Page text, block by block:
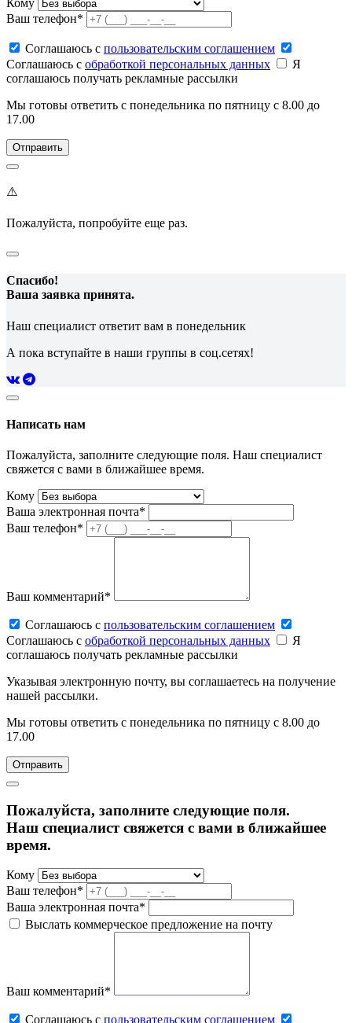
Кому
Ваш телефон*
Соглашаюсь c пользовательским соглашением
Соглашаюсь c обработкой персональных данных
Я
соглашаюсь получать рекламные рассылки
Мы готовы ответить с понедельника по пятницу с 8.00 до
17.00
⚠️
Пожалуйста, попробуйте еще раз.
Спасибо!
Ваша заявка принята.
Наш специалист ответит вам в понедельник
А пока вступайте в наши группы в соц.сетях!
Написать нам
Пожалуйста, заполните следующие поля. Наш специалист
свяжется с вами в ближайшее время.
Кому
Ваша электронная почта*
Ваш телефон*
Ваш комментарий*
Соглашаюсь c пользовательским соглашением
Соглашаюсь c обработкой персональных данных
Я
соглашаюсь получать рекламные рассылки
Указывая электронную почту, вы соглашаетесь на получение
нашей рассылки.
Мы готовы ответить с понедельника по пятницу с 8.00 до
17.00
Пожалуйста, заполните следующие поля.
Наш специалист свяжется с вами в ближайшее
время.
Кому
Ваш телефон*
Ваша электронная почта*
Выслать коммерческое предложение на почту
Ваш комментарий*
Соглашаюсь c пользовательским соглашением